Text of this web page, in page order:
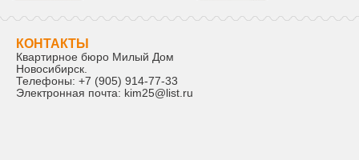
КОНТАКТЫ
Квартирное бюро Милый Дом
Новосибирск.
Телефоны: +7 (905) 914-77-33
Электронная почта: kim25@list.ru